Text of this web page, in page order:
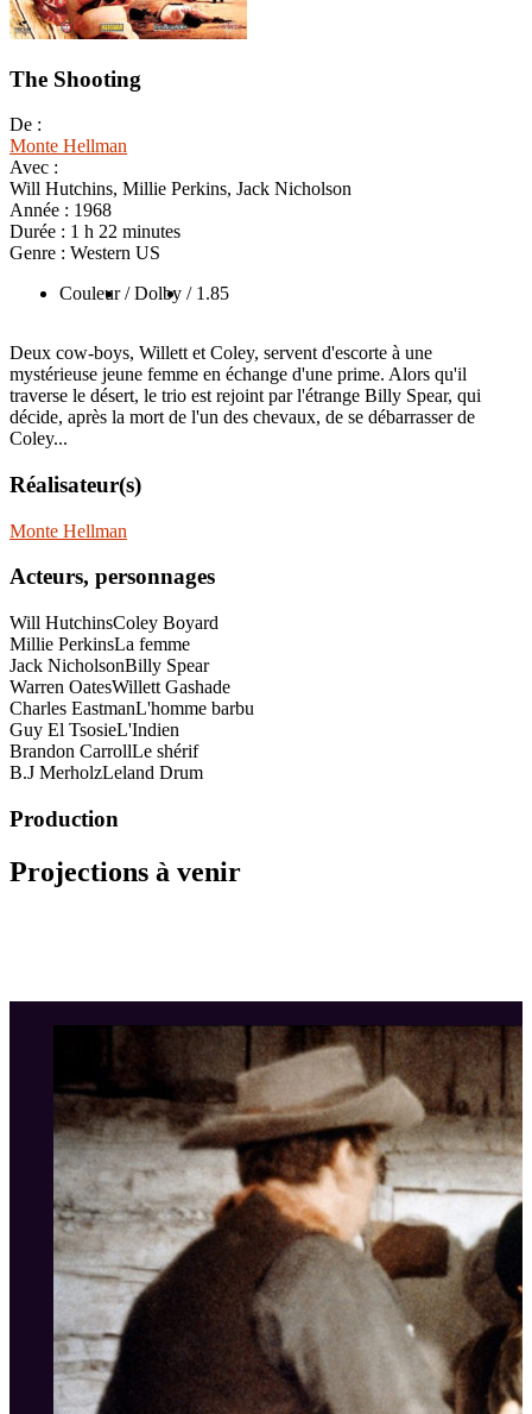
The Shooting
De :
Monte Hellman
Avec :
Will Hutchins, Millie Perkins, Jack Nicholson
Année : 1968
Durée : 1 h 22 minutes
Genre : Western US
Couleur / Dolby / 1.85
Deux cow-boys, Willett et Coley, servent d'escorte à une
mystérieuse jeune femme en échange d'une prime. Alors qu'il
traverse le désert, le trio est rejoint par l'étrange Billy Spear, qui
décide, après la mort de l'un des chevaux, de se débarrasser de
Coley...
Réalisateur(s)
Monte Hellman
Acteurs, personnages
Will HutchinsColey Boyard
Millie PerkinsLa femme
Jack NicholsonBilly Spear
Warren OatesWillett Gashade
Charles EastmanL'homme barbu
Guy El TsosieL'Indien
Brandon CarrollLe shérif
B.J MerholzLeland Drum
Production
Projections à venir